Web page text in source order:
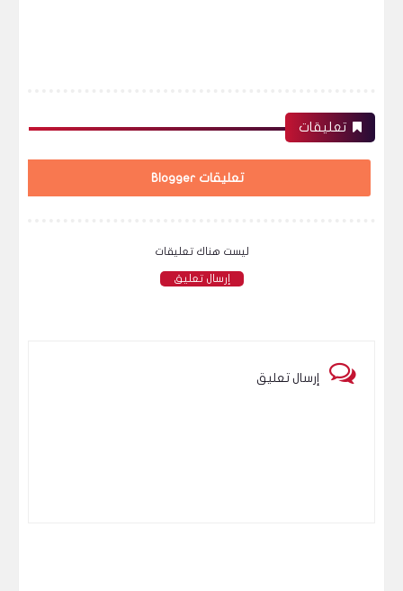
تعليقات
تعليقات Blogger
ليست هناك تعليقات
إرسال تعليق
إرسال تعليق